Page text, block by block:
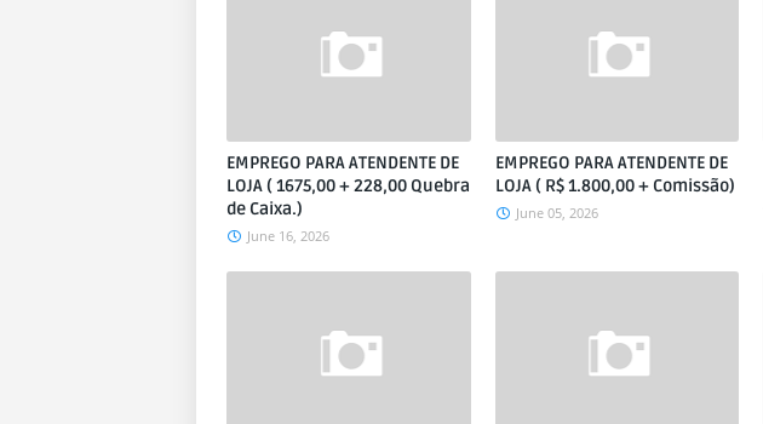
EMPREGO PARA ATENDENTE DE
LOJA ( 1675,00 + 228,00 Quebra
de Caixa.)
June 16, 2026
EMPREGO PARA ATENDENTE DE
LOJA ( R$ 1.800,00 + Comissão)
June 05, 2026